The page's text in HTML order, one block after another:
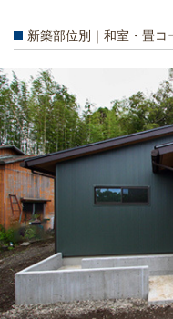
新築部位別｜和室・畳コ